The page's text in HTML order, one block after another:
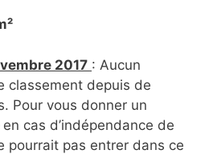
2017 : Aucun
classement depuis de
Pour vous donner un
cas d’indépendance de
pourrait pas entrer dans ce